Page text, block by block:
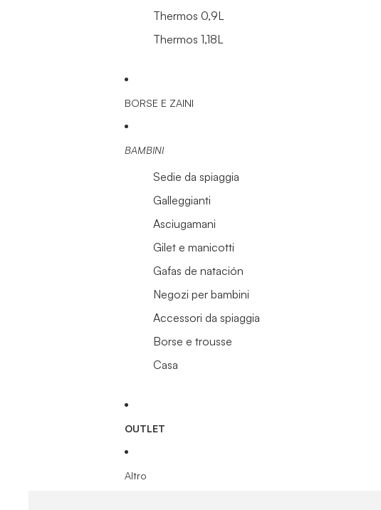
Thermos 0,9L
Thermos 1,18L
BORSE E ZAINI
BAMBINI
Sedie da spiaggia
Galleggianti
Asciugamani
Gilet e manicotti
Gafas de natación
Negozi per bambini
Accessori da spiaggia
Borse e trousse
Casa
OUTLET
Altro